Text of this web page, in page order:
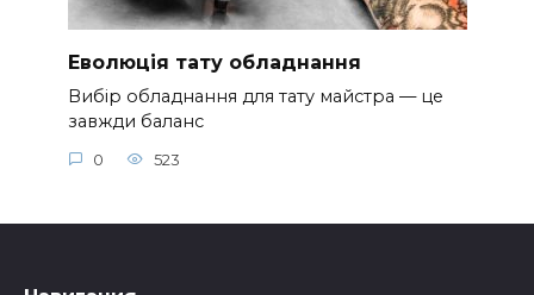
Еволюція тату обладнання
Вибір обладнання для тату майстра — це
завжди баланс
0 523